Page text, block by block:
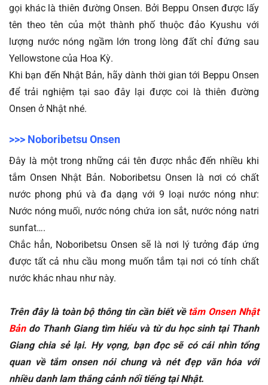
gọi khác là thiên đường Onsen. Bởi Beppu Onsen được lấy
tên theo tên của một thành phố thuộc đảo Kyushu với
lượng nước nóng ngầm lớn trong lòng đất chỉ đứng sau
Yellowstone của Hoa Kỳ.
Khi bạn đến Nhật Bản, hãy dành thời gian tới Beppu Onsen
để trải nghiệm tại sao đây lại được coi là thiên đường
Onsen ở Nhật nhé.
>>> Noboribetsu Onsen
Đây là một trong những cái tên được nhắc đến nhiều khi
tắm Onsen Nhật Bản. Noboribetsu Onsen là nơi có chất
nước phong phú và đa dạng với 9 loại nước nóng như:
Nước nóng muối, nước nóng chứa ion sắt, nước nóng natri
sunfat….
Chắc hẳn, Noboribetsu Onsen sẽ là nơi lý tưởng đáp ứng
được tất cả nhu cầu mong muốn tắm tại nơi có tính chất
nước khác nhau như này.
Trên đây là toàn bộ thông tin cần biết về tắm Onsen Nhật
Bản do Thanh Giang tìm hiểu và từ du học sinh tại Thanh
Giang chia sẻ lại. Hy vọng, bạn đọc sẽ có cái nhìn tổng
quan về tắm onsen nói chung và nét đẹp văn hóa với
nhiều danh lam thắng cảnh nổi tiếng tại Nhật.